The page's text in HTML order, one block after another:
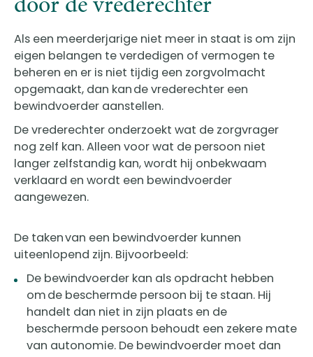
Als een meerderjarige niet meer in staat is om zijn
eigen belangen te verdedigen of vermogen te
beheren en er is niet tijdig een zorgvolmacht
opgemaakt, dan kan de vrederechter een
bewindvoerder aanstellen.
De vrederechter onderzoekt wat de zorgvrager
nog zelf kan. Alleen voor wat de persoon niet
langer zelfstandig kan, wordt hij onbekwaam
verklaard en wordt een bewindvoerder
aangewezen.
De taken van een bewindvoerder kunnen
uiteenlopend zijn. Bijvoorbeeld:
De bewindvoerder kan als opdracht hebben
om de beschermde persoon bij te staan. Hij
handelt dan niet in zijn plaats en de
beschermde persoon behoudt een zekere mate
van autonomie. De bewindvoerder moet dan